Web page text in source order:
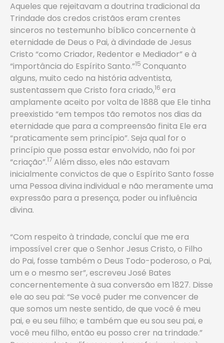
Aqueles que rejeitavam a doutrina tradicional da
Trindade dos credos cristãos eram crentes
sinceros no testemunho bíblico concernente à
eternidade de Deus o Pai, à divindade de Jesus
Cristo “como Criador, Redentor e Mediador” e à
“importância do Espírito Santo.”15 Conquanto
alguns, muito cedo na história adventista,
sustentassem que Cristo fora criado,16 era
amplamente aceito por volta de 1888 que Ele tinha
preexistido “em tempos tão remotos nos dias da
eternidade que para a compreensão finita Ele era
“praticamente sem princípio”. Seja qual for o
princípio que possa estar envolvido, não foi por
“criação”.17 Além disso, eles não estavam
inicialmente convictos de que o Espírito Santo fosse
uma Pessoa divina individual e não meramente uma
expressão para a presença, poder ou influência
divina.
“Com respeito à trindade, concluí que me era
impossível crer que o Senhor Jesus Cristo, o Filho
do Pai, fosse também o Deus Todo-poderoso, o Pai,
um e o mesmo ser”, escreveu José Bates
concernentemente à sua conversão em 1827. Disse
ele ao seu pai: “Se você puder me convencer de
que somos um neste sentido, de que você é meu
pai, e eu seu filho; e também que eu sou seu pai, e
você meu filho, então eu posso crer na trindade.”